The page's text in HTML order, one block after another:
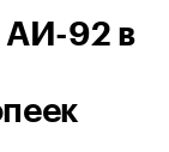
АИ-92 в